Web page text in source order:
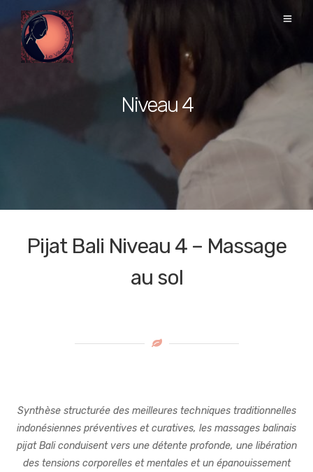
Niveau 4
Pijat Bali Niveau 4 – Massage
au sol
Synthèse structurée des meilleures techniques traditionnelles
indonésiennes préventives et curatives, les massages balinais
pijat Bali conduisent vers une détente profonde, une libération
des tensions corporelles et mentales et un épanouissement